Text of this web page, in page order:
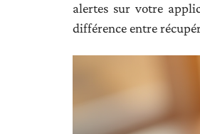
alertes sur votre
différence entre